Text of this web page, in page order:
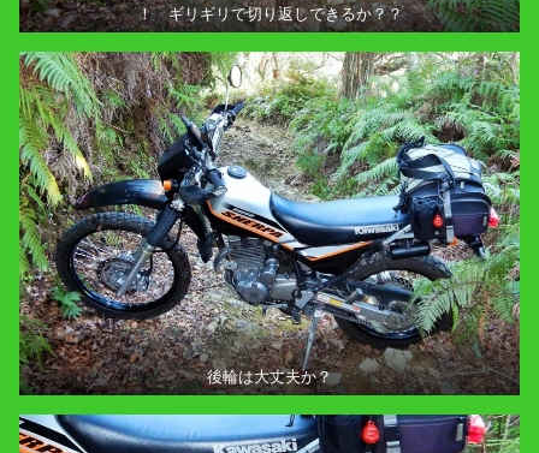
！ ギリギリで切り返しできるか？？
後輪は大丈夫か？